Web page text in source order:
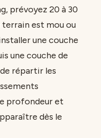
prévoyez 20 à 30
terrain est mou ou
une couche
une couche de
répartir les
profondeur et
dès le